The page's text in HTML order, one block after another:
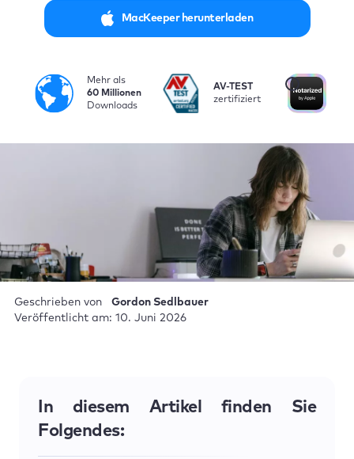
MacKeeper herunterladen
Mehr als
60 Millionen
Downloads
i
AV-TEST
zertifiziert
Geschrieben von
Gordon Sedlbauer
Veröffentlicht am: 10. Juni 2026
In diesem Artikel finden Sie
Folgendes: